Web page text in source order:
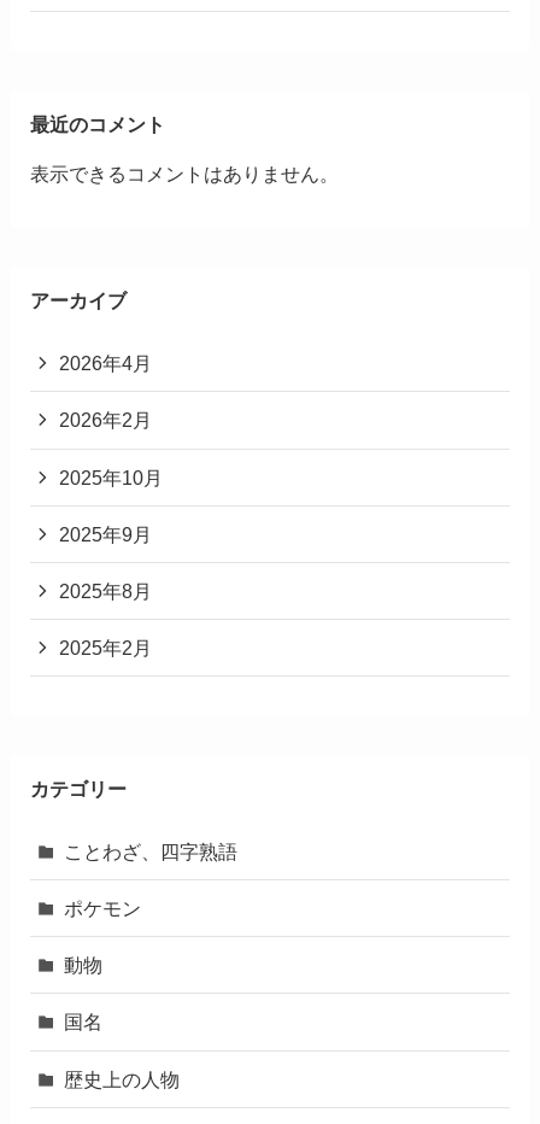
最近のコメント
表示できるコメントはありません。
アーカイブ
2026年4月
2026年2月
2025年10月
2025年9月
2025年8月
2025年2月
カテゴリー
ことわざ、四字熟語
ポケモン
動物
国名
歴史上の人物